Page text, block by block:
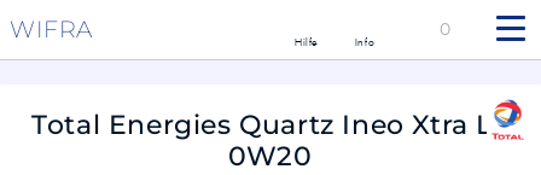
WIFRA Hilfe Info
0
Total Energies Quartz Ineo Xtra LL
0W20